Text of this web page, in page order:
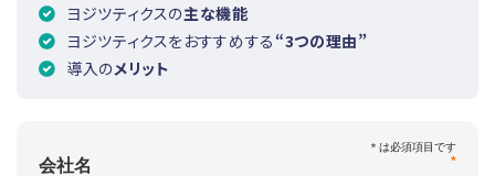
ヨジツティクスの主な機能
ヨジツティクスをおすすめする “3つの理由”
導入のメリット
*
会社名